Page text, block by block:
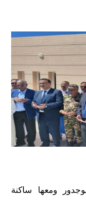
ومعها ساكنة